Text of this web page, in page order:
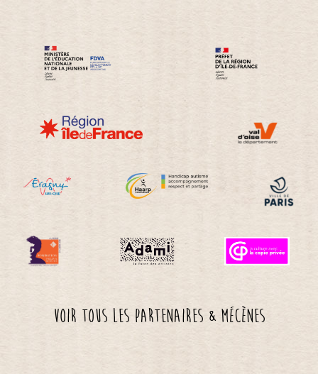
Voir tous les partenaires & mécènes